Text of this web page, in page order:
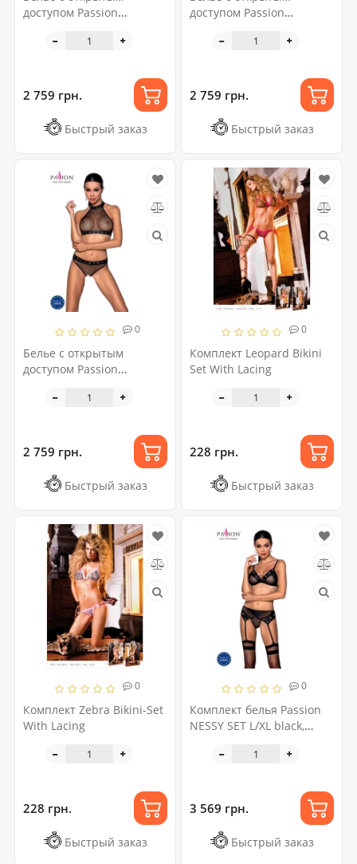
доступом Passion
black топ, стринги
2 759 грн.
Быстрый заказ
доступом Passion
black, топ, стринги
2 759 грн.
Быстрый заказ
0
Белье с открытым
доступом Passion
black, топ, стринги
2 759 грн.
Быстрый заказ
0
Комплект Leopard Bikini
Set With Lacing
228 грн.
Быстрый заказ
0
Комплект Zebra Bikini-Set
With Lacing
228 грн.
Быстрый заказ
0
Комплект белья Passion
NESSY SET L/XL black,
чулок, стринги
3 569 грн.
Быстрый заказ